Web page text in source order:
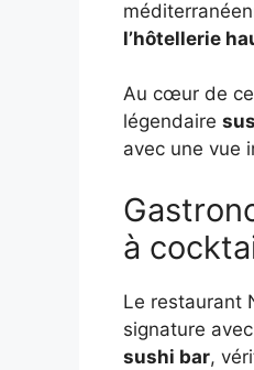
l’hôtellerie
Au cœur de
légendaire
avec une vue
à
Le restaurant
signature
sushi bar,